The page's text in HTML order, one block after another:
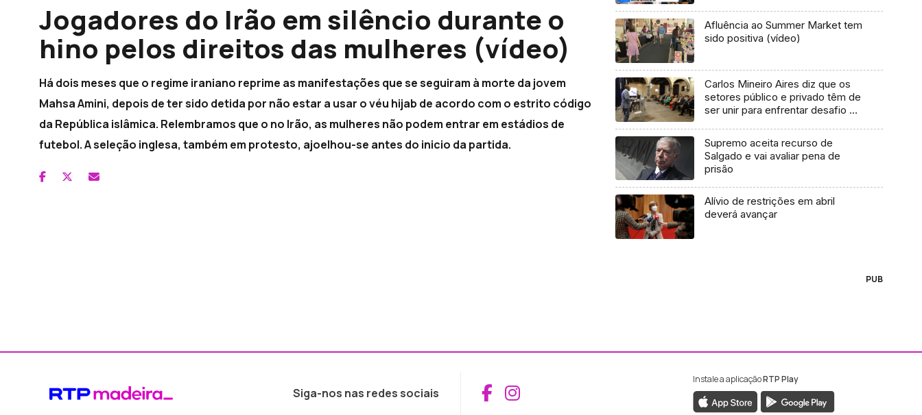
Jogadores do Irão em silêncio durante o
hino pelos direitos das mulheres (vídeo)
Há dois meses que o regime iraniano reprime as manifestações que se seguiram à morte da jovem
Mahsa Amini, depois de ter sido detida por não estar a usar o véu hijab de acordo com o estrito código
da República islâmica. Relembramos que o no Irão, as mulheres não podem entrar em estádios de
futebol. A seleção inglesa, também em protesto, ajoelhou-se antes do inicio da partida.
Afluência ao Summer Market tem
sido positiva (vídeo)
Carlos Mineiro Aires diz que os
setores público e privado têm de
ser unir para enfrentar desafio da
Supremo aceita recurso de
Salgado e vai avaliar pena de
prisão
Alívio de restrições em abril
deverá avançar
PUB
Siga-nos nas redes sociais Aceder ao Facebook da RTP Madeira
Aceder ao Instagram da RTP Madeira
Instale a aplicaçãoRTP Play